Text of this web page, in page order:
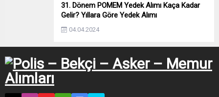
31. Dönem POMEM Yedek Alımı Kaça Kadar
Gelir? Yıllara Göre Yedek Alımı
04.04.2024